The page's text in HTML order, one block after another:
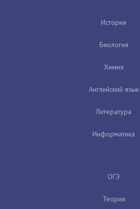
История
Биология
Химия
Английский язык
Литература
Информатика
ОГЭ
Теория